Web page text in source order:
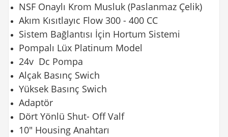
NSF Onaylı Krom Musluk (Paslanmaz Çelik)
Akım Kısıtlayıc Flow 300 - 400 CC
Sistem Bağlantısı İçin Hortum Sistemi
Pompalı Lüx Platinum Model
24v Dc Pompa
Alçak Basınç Swich
Yüksek Basınç Swich
Adaptör
Dört Yönlü Shut- Off Valf
10" Housing Anahtarı